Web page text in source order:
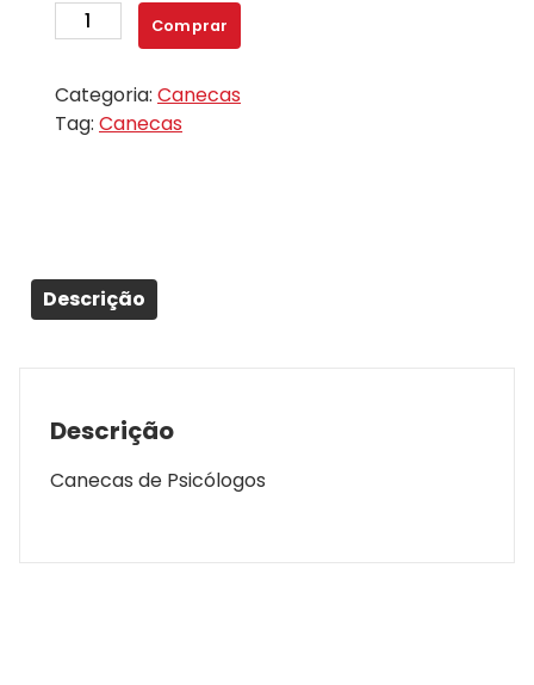
Canecas
de
quantidade
Comprar
Categoria: Canecas
Tag: Canecas
Descrição
Descrição
Canecas de Psicólogos